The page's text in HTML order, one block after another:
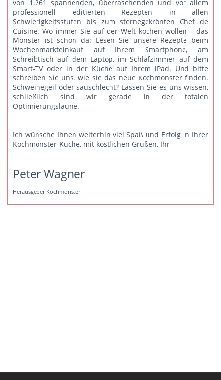
von 1.261 spannenden, überraschenden und vor allem
professionell editierten Rezepten in allen
Schwierigkeitsstufen bis zum sternegekrönten Chef de
Cuisine. Wo immer Sie auf der Welt kochen wollen – das
Monster ist schon da: Lesen Sie unsere Rezepte beim
Wochenmarkteinkauf auf Ihrem Smartphone, am
Schreibtisch auf dem Laptop, im Schlafzimmer auf dem
Smart-TV oder in der Küche auf Ihrem iPad. Und bitte
schreiben Sie uns, wie sie das neue Kochmonster finden.
Schweinegeil oder sauschlecht? Lassen Sie es uns wissen,
schließlich sind wir gerade in der totalen
Optimierungslaune.
Ich wünsche Ihnen weiterhin viel Spaß und Erfolg in Ihrer
Kochmonster-Küche, mit köstlichen Grüßen, Ihr
Peter Wagner
Herausgeber Kochmonster